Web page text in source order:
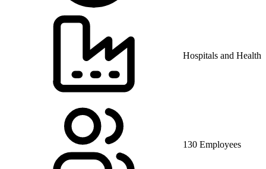
Hospitals and Health
130 Employees